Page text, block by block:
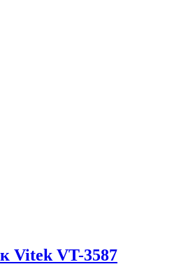
Vitek VT-3587